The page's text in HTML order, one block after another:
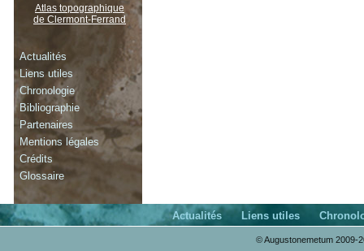
Atlas topographique
de Clermont-Ferrand
Actualités
Liens utiles
Chronologie
Bibliographie
Partenaires
Mentions légales
Crédits
Glossaire
Actualités Liens utiles
© Augustonemetum 2009-